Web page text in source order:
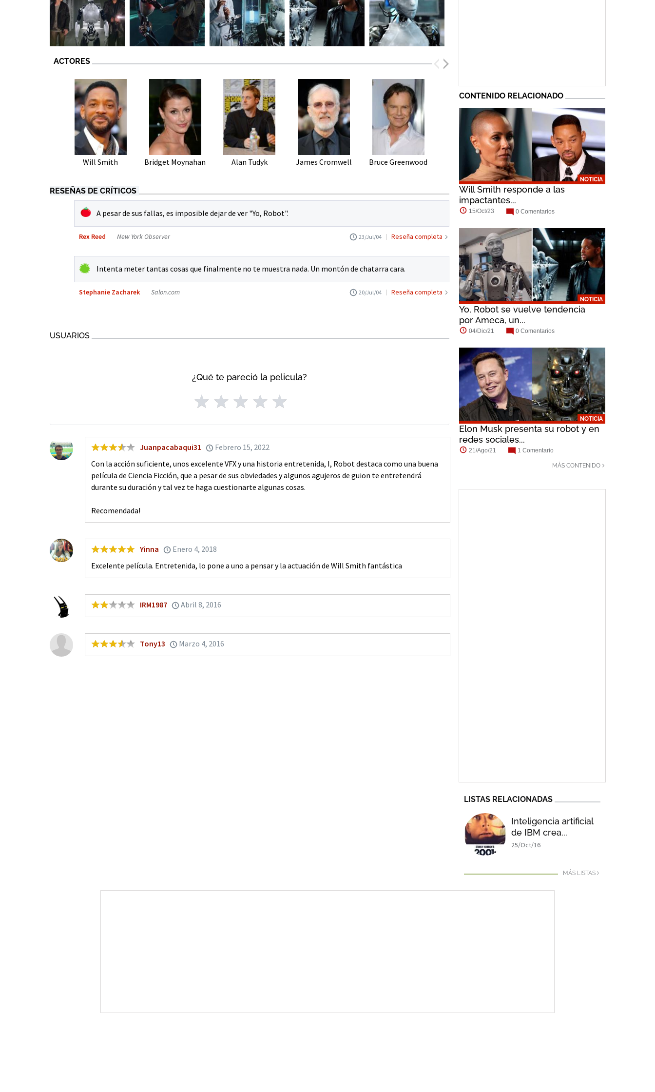
ACTORES
Will Smith Bridget Moynahan Alan Tudyk James Cromwell Bruce Greenwood Chi McBride Peter Shinkoda Aaron Douglas
RESEÑAS DE CRÍTICOS
A pesar de sus fallas, es imposible dejar de ver "Yo, Robot".
Rex Reed New York Observer 23/Jul/04 Reseña completa
Intenta meter tantas cosas que finalmente no te muestra nada. Un montón de chatarra cara.
Stephanie Zacharek Salon.com 20/Jul/04 Reseña completa
USUARIOS
¿Qué te pareció la pelicula?
Juanpacabaqui31
Febrero 15, 2022
Con la acción suficiente, unos excelente VFX y una historia entretenida, I, Robot destaca como una buena
película de Ciencia Ficción, que a pesar de sus obviedades y algunos agujeros de guion te entretendrá
durante su duración y tal vez te haga cuestionarte algunas cosas.
Recomendada!
Yinna
Enero 4, 2018
Excelente película. Entretenida, lo pone a uno a pensar y la actuación de Will Smith fantástica
IRM1987 Abril 8, 2016
Tony13 Marzo 4, 2016
CONTENIDO RELACIONADO
NOTICIA
Will Smith responde a las
impactantes...
15/Oct/23 0 Comentarios
NOTICIA
Yo, Robot se vuelve tendencia
por Ameca, un...
04/Dic/21 0 Comentarios
NOTICIA
Elon Musk presenta su robot y en
redes sociales...
21/Ago/21 1 Comentario
MÁS CONTENIDO
LISTAS RELACIONADAS
Inteligencia artificial
de IBM crea...
25/Oct/16
MÁS LISTAS